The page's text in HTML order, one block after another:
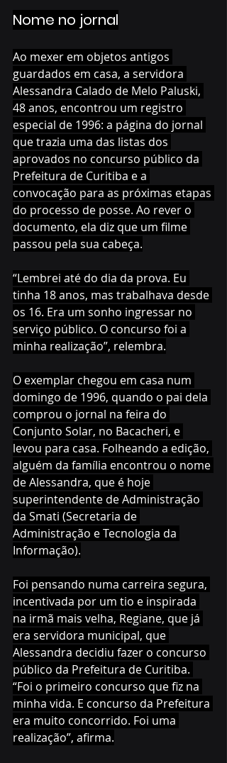
Nome no jornal
Ao mexer em objetos antigos
guardados em casa, a servidora
Alessandra Calado de Melo Paluski,
48 anos, encontrou um registro
especial de 1996: a página do jornal
que trazia uma das listas dos
aprovados no concurso público da
Prefeitura de Curitiba e a
convocação para as próximas etapas
do processo de posse. Ao rever o
documento, ela diz que um filme
passou pela sua cabeça.
“Lembrei até do dia da prova. Eu
tinha 18 anos, mas trabalhava desde
os 16. Era um sonho ingressar no
serviço público. O concurso foi a
minha realização”, relembra.
O exemplar chegou em casa num
domingo de 1996, quando o pai dela
comprou o jornal na feira do
Conjunto Solar, no Bacacheri, e
levou para casa. Folheando a edição,
alguém da família encontrou o nome
de Alessandra, que é hoje
superintendente de Administração
da Smati (Secretaria de
Administração e Tecnologia da
Informação).
Foi pensando numa carreira segura,
incentivada por um tio e inspirada
na irmã mais velha, Regiane, que já
era servidora municipal, que
Alessandra decidiu fazer o concurso
público da Prefeitura de Curitiba.
“Foi o primeiro concurso que fiz na
minha vida. E concurso da Prefeitura
era muito concorrido. Foi uma
realização”, afirma.